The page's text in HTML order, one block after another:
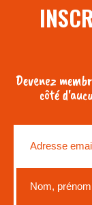
Devenez
côté